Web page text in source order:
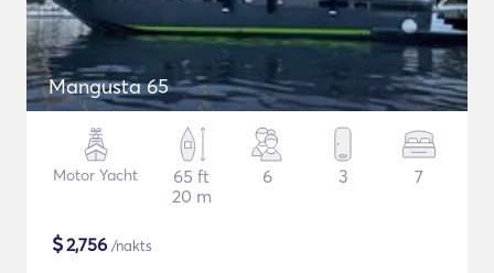
Mangusta 65
Motor Yacht
65 ft
20 m
6 3 7
$2,756 /nakts